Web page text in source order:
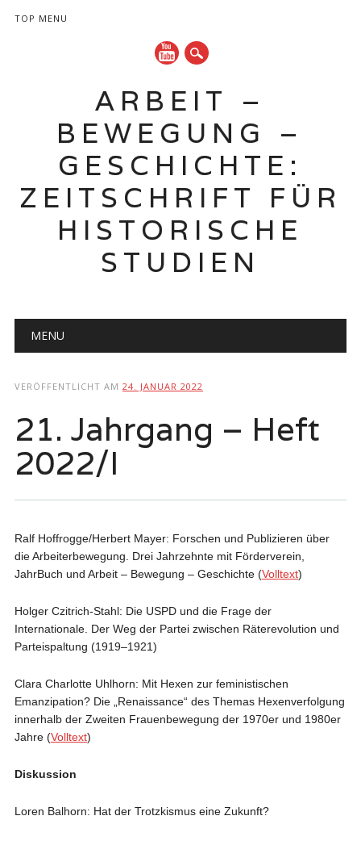
TOP MENU
ARBEIT –
BEWEGUNG –
GESCHICHTE:
ZEITSCHRIFT FÜR
HISTORISCHE
STUDIEN
Hauptmenü
MENU
VERÖFFENTLICHT AM 24. JANUAR 2022
21. Jahrgang – Heft
2022/I
Ralf Hoffrogge/Herbert Mayer: Forschen und Publizieren über
die Arbeiterbewegung. Drei Jahrzehnte mit Förderverein,
JahrBuch und Arbeit – Bewegung – Geschichte (Volltext)
Holger Czitrich-Stahl: Die USPD und die Frage der
Internationale. Der Weg der Partei zwischen Räterevolution und
Parteispaltung (1919–1921)
Clara Charlotte Uhlhorn: Mit Hexen zur feministischen
Emanzipation? Die „Renaissance“ des Themas Hexenverfolgung
innerhalb der Zweiten Frauenbewegung der 1970er und 1980er
Jahre (Volltext)
Diskussion
Loren Balhorn: Hat der Trotzkismus eine Zukunft?